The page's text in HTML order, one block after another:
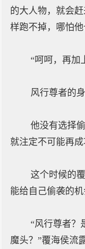
的大人物，就会
样跑不掉，哪怕他
“呵呵，再加
风行尊者的身
他没有选择偷
就注定不可能再成
这个时候的覆
能给自己偷袭的机
“风行尊者？
魔头？”覆海侯